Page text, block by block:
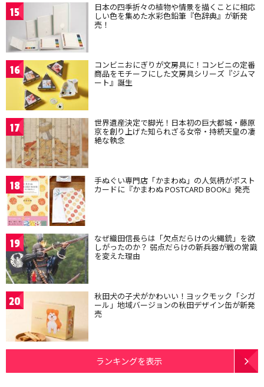
15 日本の四季折々の植物や情景を描くことに相応
しい色を集めた水彩色鉛筆『色辞典』が新発
売！
16 コンビニおにぎりが文房具に！コンビニの定番
商品をモチーフにした文房具シリーズ『ジムマ
ート』誕生
17 世界遺産決定で脚光！日本初の巨大都城・藤原
京を創り上げた知られざる女帝・持統天皇の凄
絶な執念
18 手ぬぐい専門店「かまわぬ」の人気柄がポスト
カードに『かまわぬ POSTCARD BOOK』発売
19 なぜ織田信長らは「欠点だらけの火縄銃」を欲
しがったのか？ 弱点だらけの新兵器が戦の常識
を変えた理由
20 秋田犬の子犬がかわいい！ヨックモック「シガ
ール」地域バージョンの秋田デザイン缶が新発
売
ランキングを表示